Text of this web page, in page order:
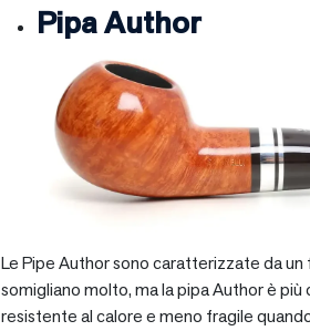
Pipa Author
Le Pipe Author sono caratterizzate da
somigliano molto, ma la pipa Author è
resistente al calore e meno fragile